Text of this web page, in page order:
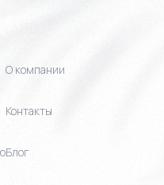
О компании
Контакты
Блог